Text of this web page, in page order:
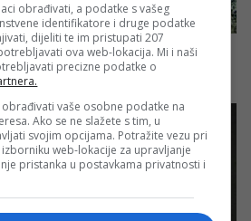
obrađivati, a podatke s vašeg
identifikatore i druge podatke
dijeliti te im pristupati 207
ova web-lokacija. Mi i naši
precizne podatke o
vaše osobne podatke na
Ako se ne slažete s tim, u
svojim opcijama. Potražite vezu pri
web-lokacije za upravljanje
pristanka u postavkama privatnosti i